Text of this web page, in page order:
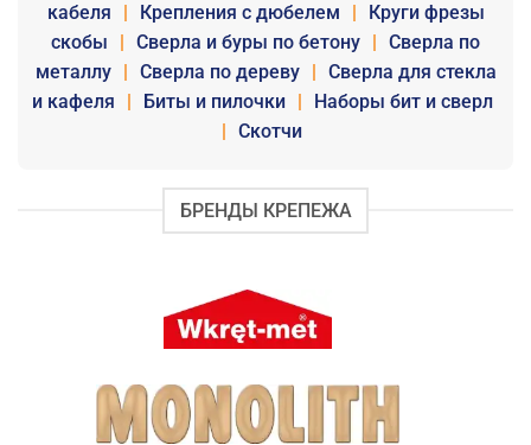
кабеля
| Крепления с дюбелем |
Круги фрезы
скобы
| Сверла и буры по бетону | Сверла по
металлу
| Сверла по дереву | Сверла для стекла
и кафеля
| Биты и пилочки |
Наборы бит и сверл
| Скотчи
БРЕНДЫ КРЕПЕЖА